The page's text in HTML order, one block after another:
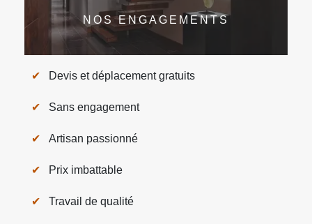
NOS ENGAGEMENTS
Devis et déplacement gratuits
Sans engagement
Artisan passionné
Prix imbattable
Travail de qualité